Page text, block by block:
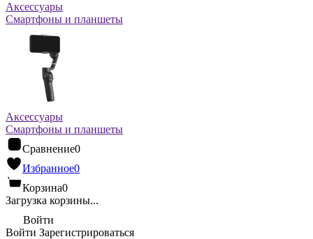
Аксессуары
Смартфоны и планшеты
Аксессуары
Смартфоны и планшеты
Сравнение0
Избранное0
Корзина0
Загрузка корзины...
Войти
Войти Зарегистрироваться